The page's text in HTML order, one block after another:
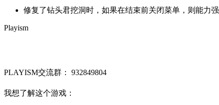
修复了钻头君挖洞时，如果在结束前关闭菜单，则能力强
Playism
PLAYISM交流群： 932849804
我想了解这个游戏：